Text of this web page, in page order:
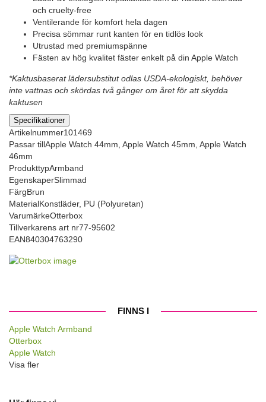
och cruelty-free
Ventilerande för komfort hela dagen
Precisa sömmar runt kanten för en tidlös look
Utrustad med premiumspänne
Fästen av hög kvalitet fäster enkelt på din Apple Watch
*Kaktusbaserat lädersubstitut odlas USDA-ekologiskt, behöver
inte vattnas och skördas två gånger om året för att skydda
kaktusen
Specifikationer
Artikelnummer101469
Passar tillApple Watch 44mm, Apple Watch 45mm, Apple Watch
46mm
ProdukttypArmband
EgenskaperSlimmad
FärgBrun
MaterialKonstläder, PU (Polyuretan)
VarumärkeOtterbox
Tillverkarens art nr77-95602
EAN840304763290
FINNS I
Apple Watch Armband
Otterbox
Apple Watch
Visa fler